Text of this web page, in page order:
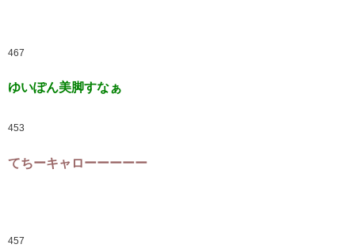
467
ゆいぽん美脚すなぁ
453
てちーキャローーーーー
457